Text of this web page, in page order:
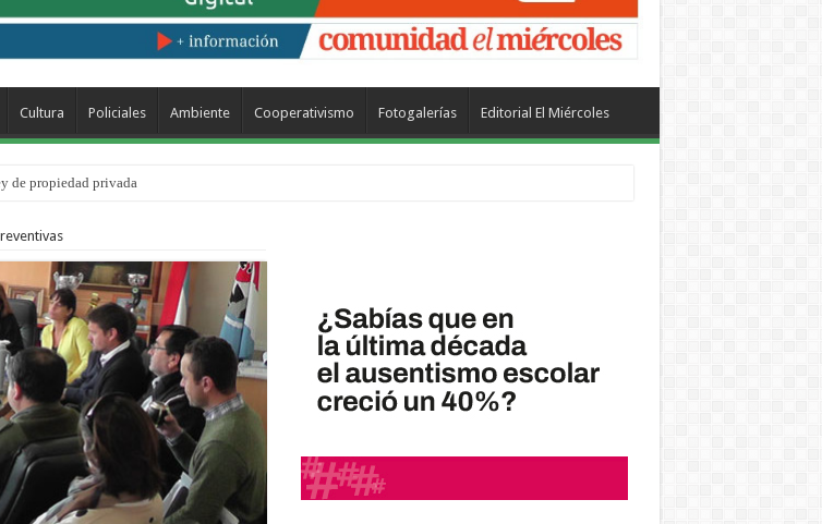
Cultura Policiales Ambiente Cooperativismo Fotogalerías Editorial El Miércoles
de propiedad privada